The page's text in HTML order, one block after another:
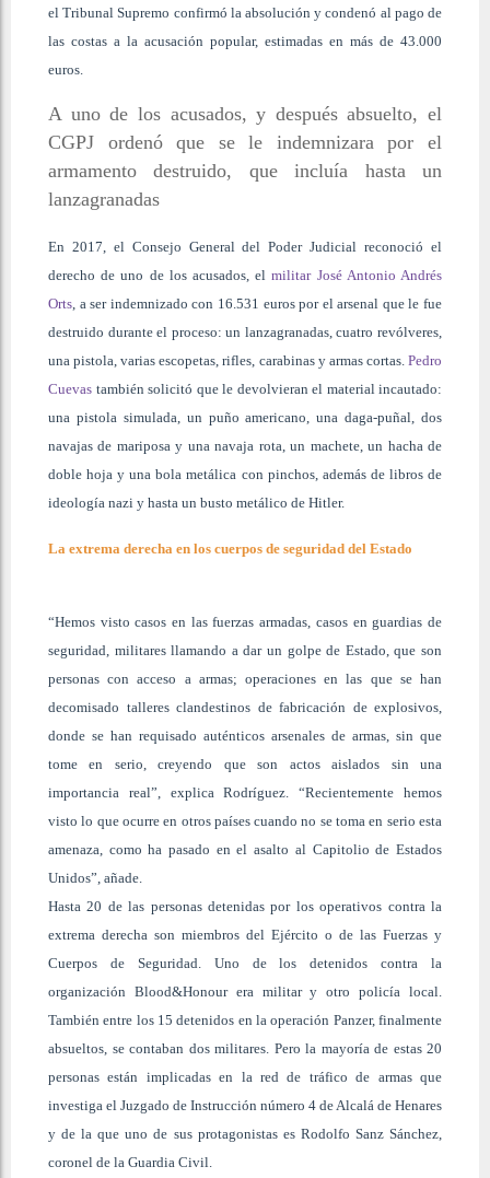
el Tribunal Supremo confirmó la absolución y condenó al pago de
las costas a la acusación popular, estimadas en más de 43.000
euros.
A uno de los acusados, y después absuelto, el
CGPJ ordenó que se le indemnizara por el
armamento destruido, que incluía hasta un
lanzagranadas
En 2017, el Consejo General del Poder Judicial reconoció el
derecho de uno de los acusados, elmilitar José Antonio Andrés
Orts, a ser indemnizado con 16.531 euros por el arsenal que le fue
destruido durante el proceso: un lanzagranadas, cuatro revólveres,
una pistola, varias escopetas, rifles, carabinas y armas cortas. Pedro
Cuevas también solicitó que le devolvieran el material incautado:
una pistola simulada, un puño americano, una daga-puñal, dos
navajas de mariposa y una navaja rota, un machete, un hacha de
doble hoja y una bola metálica con pinchos, además de libros de
ideología nazi y hasta un busto metálico de Hitler.
La extrema derecha en los cuerpos de seguridad del Estado
“Hemos visto casos en las fuerzas armadas, casos en guardias de
seguridad, militares llamando a dar un golpe de Estado, que son
personas con acceso a armas; operaciones en las que se han
decomisado talleres clandestinos de fabricación de explosivos,
donde se han requisado auténticos arsenales de armas, sin que
tome en serio, creyendo que son actos aislados sin una
importancia real”, explica Rodríguez. “Recientemente hemos
visto lo que ocurre en otros países cuando no se toma en serio esta
amenaza, como ha pasado en el asalto al Capitolio de Estados
Unidos”, añade.
Hasta 20 de las personas detenidas por los operativos contra la
extrema derecha son miembros del Ejército o de las Fuerzas y
Cuerpos de Seguridad. Uno de los detenidos contra la
organización Blood&Honour era militar y otro policía local.
También entre los 15 detenidos en la operación Panzer, finalmente
absueltos, se contaban dos militares. Pero la mayoría de estas 20
personas están implicadas en la red de tráfico de armas que
investiga el Juzgado de Instrucción número 4 de Alcalá de Henares
y de la que uno de sus protagonistas es Rodolfo Sanz Sánchez,
coronel de la Guardia Civil.